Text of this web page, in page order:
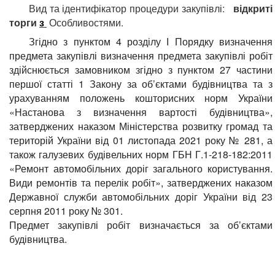
Вид та ідентифікатор процедури закупівлі:
відкриті
торги з Особливостями.
Згідно з пунктом 4 розділу І Порядку визначення
предмета закупівлі визначення предмета закупівлі робіт
здійснюється замовником згідно з пунктом 27 частини
першої статті 1 Закону за об’єктами будівництва та з
урахуванням положень кошторисних норм України
«Настанова з визначення вартості будівництва»,
затверджених наказом Міністерства розвитку громад та
територій України від 01 листопада 2021 року № 281, а
також галузевих будівельних норм ГБН Г.1-218-182:2011
«Ремонт автомобільних доріг загального користування.
Види ремонтів та перелік робіт», затверджених наказом
Державної служби автомобільних доріг України від 23
серпня 2011 року № 301.
Предмет закупівлі робіт визначається за об’єктами
будівництва.